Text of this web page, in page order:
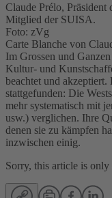
Claude Prélo, Präsident
Mitglied der SUISA.
Foto: zVg
Carte Blanche von
Im Grossen und
Kultur- und
beachtet und akzeptiert.
stattgefunden: Die
mehr systematisch mit
usw.) verglichen. Ihre
denen sie zu kämpfen
inzwischen einig.
Sorry, this article is only